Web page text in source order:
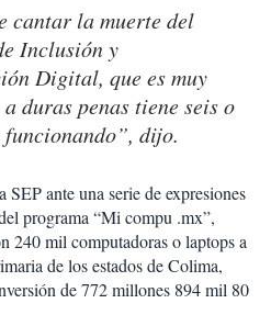
cantar la muerte del
Inclusión y
Digital, que es muy
duras penas tiene seis o
funcionando”, dijo.
ante una serie de expresiones
programa “Mi compu .mx”,
240 mil computadoras o laptops a
de los estados de Colima,
de 772 millones 894 mil 80